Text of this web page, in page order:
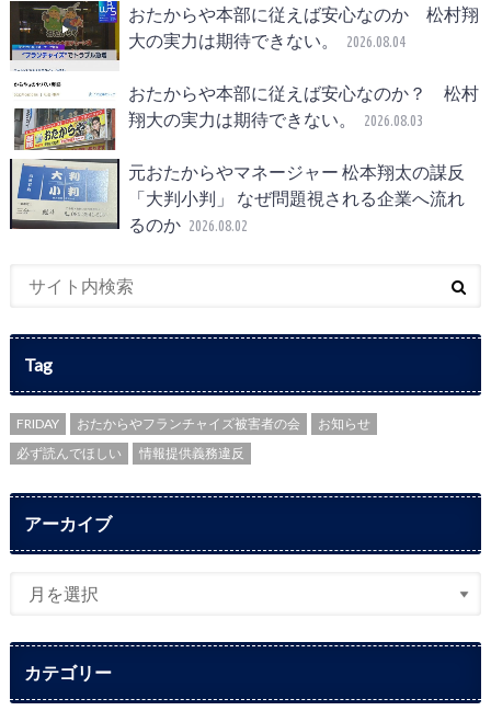
おたからや本部に従えば安心なのか 松村翔
大の実力は期待できない。
2026.08.04
おたからや本部に従えば安心なのか？ 松村
翔大の実力は期待できない。
2026.08.03
元おたからやマネージャー 松本翔太の謀反
「大判小判」 なぜ問題視される企業へ流れ
るのか 2026.08.02
Tag
FRIDAY おたからやフランチャイズ被害者の会
お知らせ
必ず読んでほしい
情報提供義務違反
アーカイブ
カテゴリー